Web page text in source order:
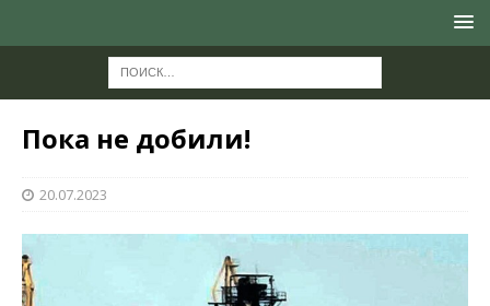
Пока не добили!
20.07.2023